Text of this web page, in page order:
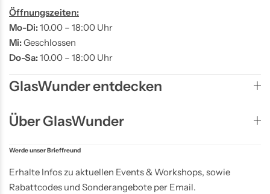
Öffnungszeiten:
Mo-Di:10.00 – 18:00 Uhr
Mi:Geschlossen
Do-Sa:10.00 – 18:00 Uhr
GlasWunder entdecken
Über GlasWunder
Werde unser Brieffreund
Erhalte Infos zu aktuellen Events & Workshops, sowie
Rabattcodes und Sonderangebote per Email.